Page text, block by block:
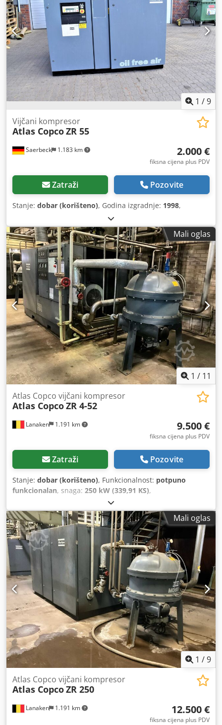
1 /9
Saerbeck 1.183 km
Vijčani kompresor
Atlas CopcoZR 55
2.000 €
fiksna cijena plus PDV
Zatraži Pozovite
Stanje: dobar (korišteno), Godina izgradnje: 1998,
Mali oglas
1 / 11
Lanaken 1.191 km
Atlas Copco vijčani kompresor
Atlas CopcoZR 4-52
9.500 €
fiksna cijena plus PDV
Zatraži Pozovite
Stanje: dobar (korišteno), Funkcionalnost: potpuno
funkcionalan, snaga: 250 kW (339,91 KS),
Mali oglas
1 /9
Lanaken 1.191 km
Atlas Copco vijčani kompresor
Atlas CopcoZR 250
12.500 €
fiksna cijena plus PDV